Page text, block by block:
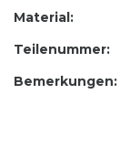
Material:
Teilenummer:
Bemerkungen: